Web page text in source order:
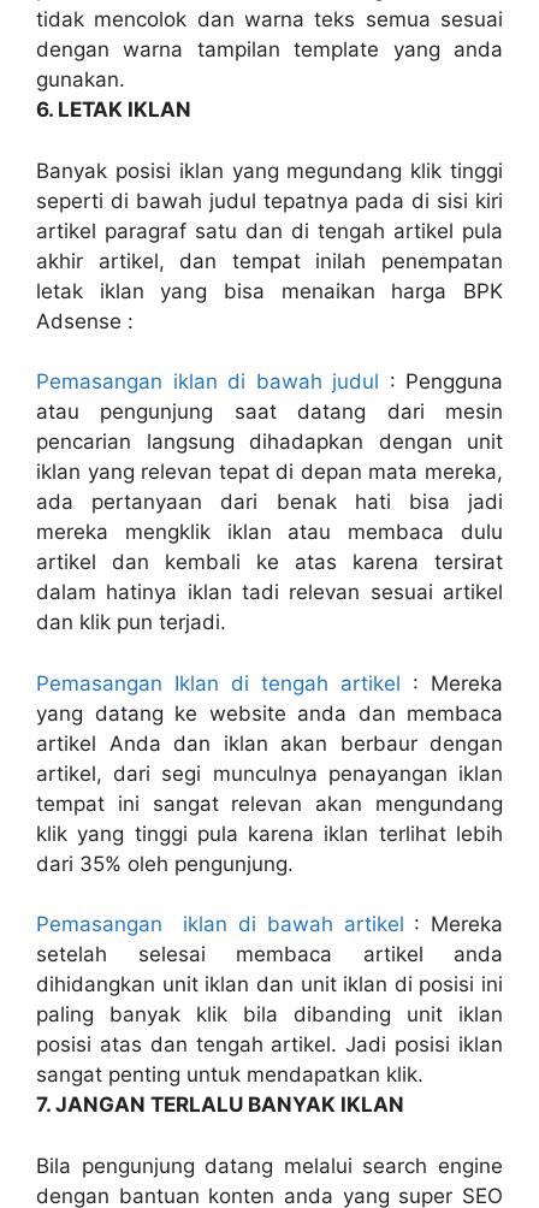
tidak mencolok dan warna teks semua sesuai
dengan warna tampilan template yang anda
gunakan.
6. LETAK IKLAN
Banyak posisi iklan yang megundang klik tinggi
seperti di bawah judul tepatnya pada di sisi kiri
artikel paragraf satu dan di tengah artikel pula
akhir artikel, dan tempat inilah penempatan
letak iklan yang bisa menaikan harga BPK
Adsense :
Pemasangan iklan di bawah judul : Pengguna
atau pengunjung saat datang dari mesin
pencarian langsung dihadapkan dengan unit
iklan yang relevan tepat di depan mata mereka,
ada pertanyaan dari benak hati bisa jadi
mereka mengklik iklan atau membaca dulu
artikel dan kembali ke atas karena tersirat
dalam hatinya iklan tadi relevan sesuai artikel
dan klik pun terjadi.
Pemasangan Iklan di tengah artikel : Mereka
yang datang ke website anda dan membaca
artikel Anda dan iklan akan berbaur dengan
artikel, dari segi munculnya penayangan iklan
tempat ini sangat relevan akan mengundang
klik yang tinggi pula karena iklan terlihat lebih
dari 35% oleh pengunjung.
Pemasangan iklan di bawah artikel : Mereka
setelah selesai membaca artikel anda
dihidangkan unit iklan dan unit iklan di posisi ini
paling banyak klik bila dibanding unit iklan
posisi atas dan tengah artikel. Jadi posisi iklan
sangat penting untuk mendapatkan klik.
7. JANGAN TERLALU BANYAK IKLAN
Bila pengunjung datang melalui search engine
dengan bantuan konten anda yang super SEO